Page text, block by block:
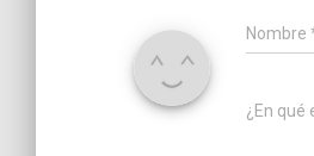
Nombre
¿En qué